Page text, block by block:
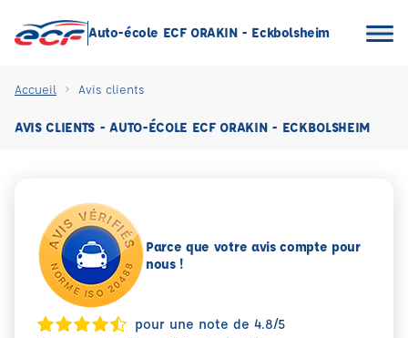
Auto-école ECF ORAKIN - Eckbolsheim
Accueil Avis clients
AVIS CLIENTS - AUTO-ÉCOLE ECF ORAKIN - ECKBOLSHEIM
Parce que votre avis compte pour
nous !
pour une note de 4.8/5